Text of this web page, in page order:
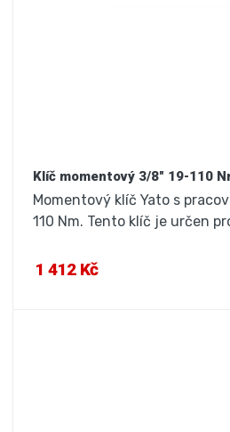
Klíč momentový 3/8" 19-110
Momentový klíč Yato s
110 Nm. Tento klíč je určen
1 412 Kč